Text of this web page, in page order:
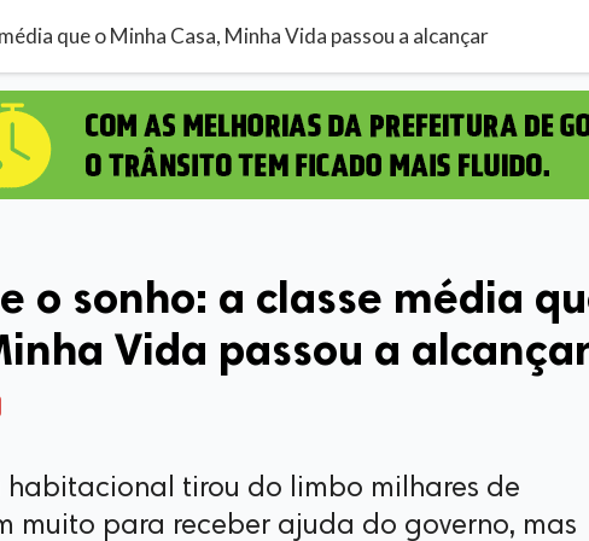
que o Minha Casa, Minha Vida passou a alcançar
o sonho: a classe média
Vida passou a
tirou do limbo milhares de
muito para receber ajuda do governo, mas